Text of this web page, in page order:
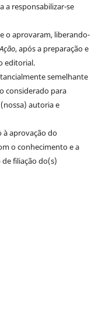
a responsabilizar-se
o aprovaram, liberando-
, após a preparação e
editorial.
semelhante
considerado para
autoria e
à aprovação do
o conhecimento e a
filiação do(s)